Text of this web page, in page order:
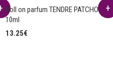
Roll on parfum TENDRE PATCHOULI
10ml
13.25€